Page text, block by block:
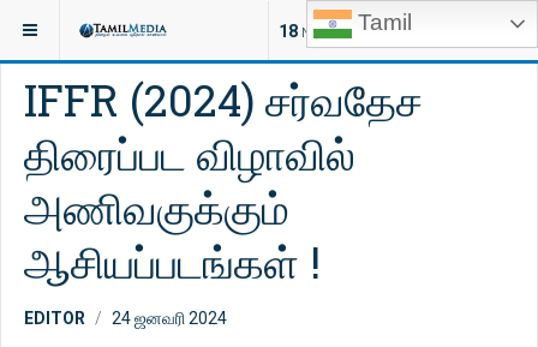
Tamil
18 NEW ARTICLES
இருக்குமிடம்: சினிமா
IFFR (2024) சர்வதேச
திரைப்பட விழாவில்
அணிவகுக்கும்
ஆசியப்படங்கள் !
EDITOR 24 ஜனவரி 2024